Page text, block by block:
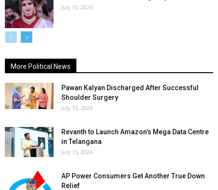
July 15, 2026
More Political News
Pawan Kalyan Discharged After Successful
Shoulder Surgery
July 15, 2026
Revanth to Launch Amazon’s Mega Data Centre
in Telangana
July 15, 2026
AP Power Consumers Get Another True Down
Relief